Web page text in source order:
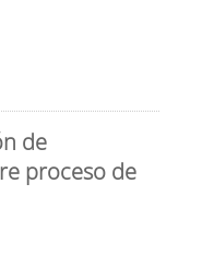
de
proceso de